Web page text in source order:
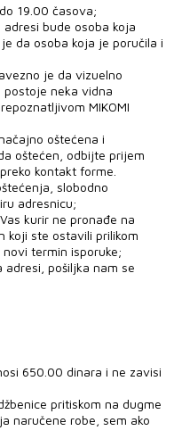
19.00 časova;
bude osoba koja
da osoba koja je poručila i
je da vizuelno
neka vidna
MIKOMI
oštećena i
oštećen, odbijte prijem
kontakt forme.
slobodno
adresnicu;
kurir ne pronađe na
koji ste ostavili prilikom
termin isporuke;
adresi, pošiljka nam se
650.00 dinara i ne zavisi
pritiskom na dugme
naručene robe, sem ako